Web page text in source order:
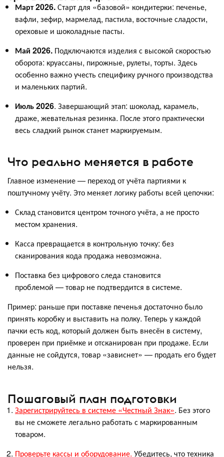
Март 2026.Старт для «базовой» кондитерки: печенье,
вафли, зефир, мармелад, пастила, восточные сладости,
ореховые и шоколадные пасты.
Май 2026. Подключаются изделия с высокой скоростью
оборота: круассаны, пирожные, рулеты, торты. Здесь
особенно важно учесть специфику ручного производства
и маленьких партий.
Июль 2026. Завершающий этап: шоколад, карамель,
драже, жевательная резинка. После этого практически
весь сладкий рынок станет маркируемым.
Что реально меняется в работе
Главное изменение — переход от учёта партиями к
поштучному учёту. Это меняет логику работы всей цепочки:
Склад становится центром точного учёта, а не просто
местом хранения.
Касса превращается в контрольную точку: без
сканирования кода продажа невозможна.
Поставка без цифрового следа становится
проблемой — товар не подтвердится в системе.
Пример: раньше при поставке печенья достаточно было
принять коробку и выставить на полку. Теперь у каждой
пачки есть код, который должен быть внесён в систему,
проверен при приёмке и отсканирован при продаже. Если
данные не сойдутся, товар «зависнет» — продать его будет
нельзя.
Пошаговый план подготовки
Зарегистрируйтесь в системе «Честный Знак». Без этого
вы не сможете легально работать с маркированным
товаром.
Проверьте кассы и оборудование. Убедитесь, что техника